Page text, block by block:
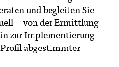
und begleiten Sie
– von der Ermittlung
zur Implementierung
abgestimmter